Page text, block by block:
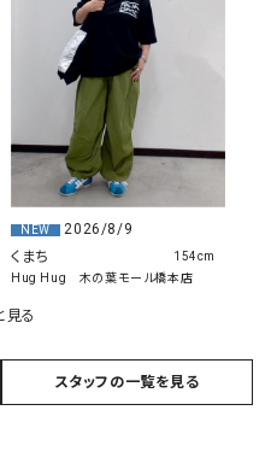
NEW
2026/8/9
くまち
Hug Hug 木の葉モール橋本店
154cm
見る
スタッフの一覧を見る